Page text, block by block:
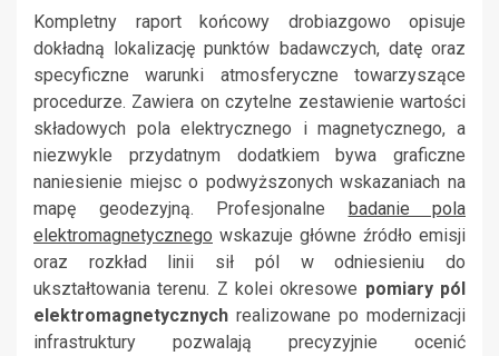
Kompletny raport końcowy drobiazgowo opisuje
dokładną lokalizację punktów badawczych, datę oraz
specyficzne warunki atmosferyczne towarzyszące
procedurze. Zawiera on czytelne zestawienie wartości
składowych pola elektrycznego i magnetycznego, a
niezwykle przydatnym dodatkiem bywa graficzne
naniesienie miejsc o podwyższonych wskazaniach na
mapę geodezyjną. Profesjonalne badanie pola
elektromagnetycznego wskazuje główne źródło emisji
oraz rozkład linii sił pól w odniesieniu do
ukształtowania terenu. Z kolei okresowe pomiary pól
elektromagnetycznych realizowane po modernizacji
infrastruktury pozwalają precyzyjnie ocenić